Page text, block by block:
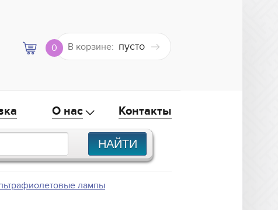
0 В корзине: пусто
О нас Контакты
лампы